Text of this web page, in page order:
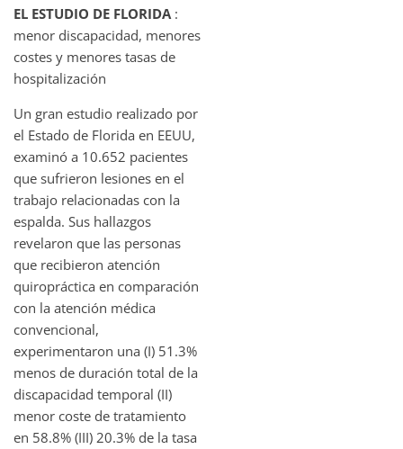
EL ESTUDIO DE FLORIDA:
menor discapacidad, menores
costes y menores tasas de
hospitalización
Un gran estudio realizado por
el Estado de Florida en EEUU,
examinó a 10.652 pacientes
que sufrieron lesiones en el
trabajo relacionadas con la
espalda. Sus hallazgos
revelaron que las personas
que recibieron atención
quiropráctica en comparación
con la atención médica
convencional,
experimentaron una (I) 51.3%
menos de duración total de la
discapacidad temporal (II)
menor coste de tratamiento
en 58.8% (III) 20.3% de la tasa